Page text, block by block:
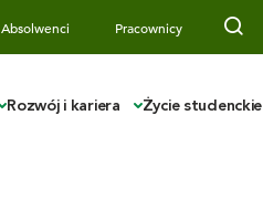
Absolwenci Pracownicy
Rozwój i kariera Życie studenckie